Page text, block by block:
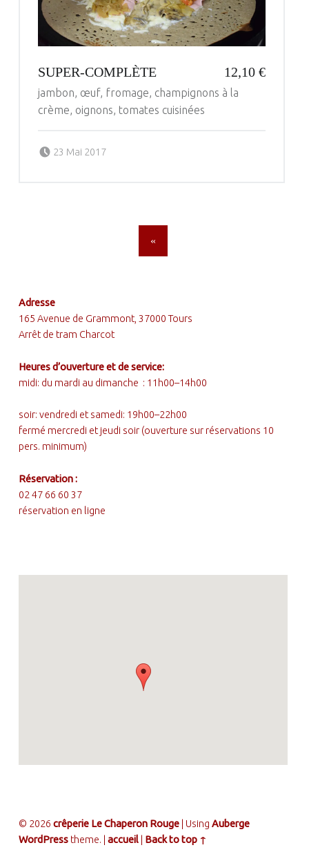
SUPER-COMPLÈTE 12,10 €
jambon, œuf, fromage, champignons à la
crème, oignons, tomates cuisinées
23 Mai 2017
«
FOOTER SIDEBAR
Adresse
165 Avenue de Grammont, 37000 Tours
Arrêt de tram Charcot
Heures d’ouverture et de service:
midi: du mardi au dimanche : 11h00–14h00
soir: vendredi et samedi: 19h00–22h00
fermé mercredi et jeudi soir (ouverture sur réservations 10
pers. minimum)
Réservation :
02 47 66 60 37
réservation en ligne
© 2026 crêperie Le Chaperon Rouge Using Auberge
WordPresstheme. accueil Back to top ↑